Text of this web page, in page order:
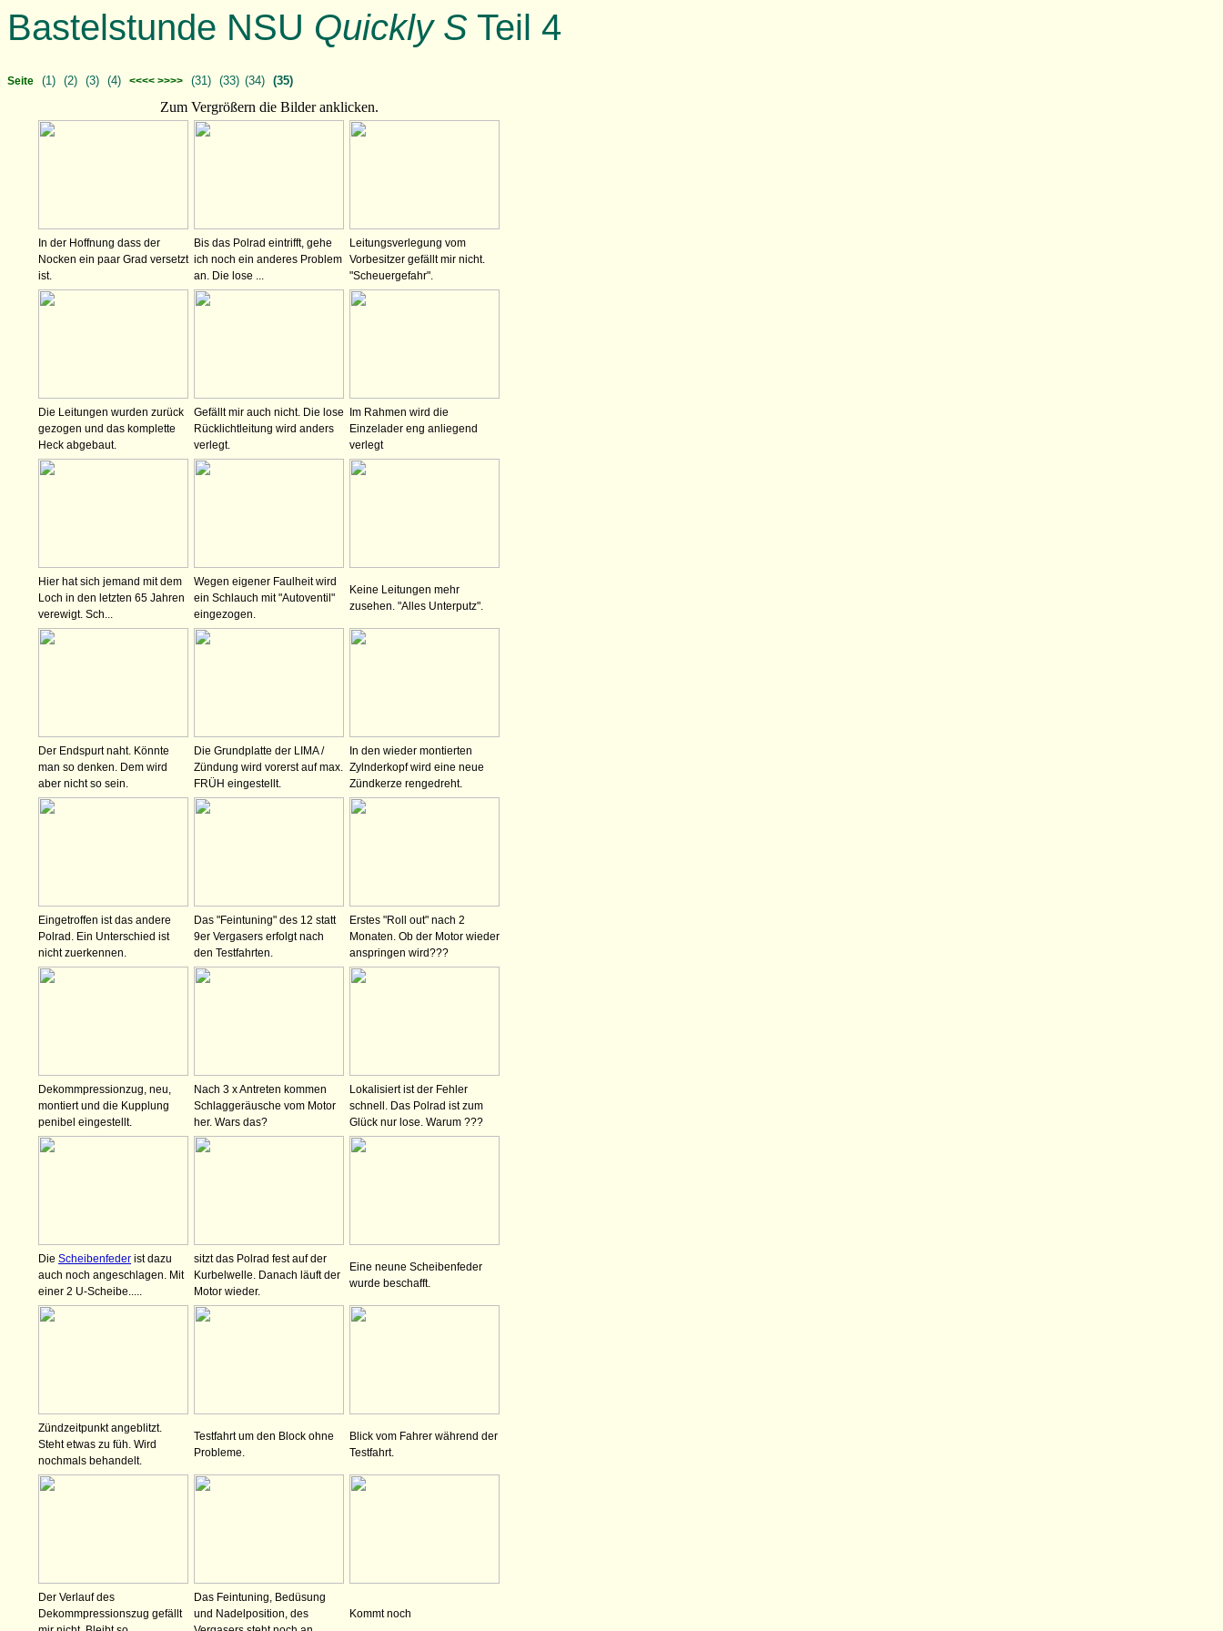
Bastelstunde NSU Quickly S Teil 4
Zum Vergrößern die Bilder anklicken.
In der Hoffnung dass der
Nocken ein paar Grad versetzt
ist.
Bis das Polrad eintrifft, gehe
ich noch ein anderes Problem
an. Die lose ...
Leitungsverlegung vom
Vorbesitzer gefällt mir nicht.
"Scheuergefahr".
Die Leitungen wurden zurück
gezogen und das komplette
Heck abgebaut.
Gefällt mir auch nicht. Die lose
Rücklichtleitung wird anders
verlegt.
Im Rahmen wird die
Einzelader eng anliegend
verlegt
Hier hat sich jemand mit dem
Loch in den letzten 65 Jahren
verewigt. Sch...
Wegen eigener Faulheit wird
ein Schlauch mit "Autoventil"
eingezogen.
Keine Leitungen mehr
zusehen. "Alles Unterputz".
Der Endspurt naht. Könnte
man so denken. Dem wird
aber nicht so sein.
Die Grundplatte der LIMA /
Zündung wird vorerst auf max.
FRÜH eingestellt.
In den wieder montierten
Zylnderkopf wird eine neue
Zündkerze rengedreht.
Eingetroffen ist das andere
Polrad. Ein Unterschied ist
nicht zuerkennen.
Das "Feintuning" des 12 statt
9er Vergasers erfolgt nach
den Testfahrten.
Erstes "Roll out" nach 2
Monaten. Ob der Motor wieder
anspringen wird???
Dekommpressionzug, neu,
montiert und die Kupplung
penibel eingestellt.
Nach 3 x Antreten kommen
Schlaggeräusche vom Motor
her. Wars das?
Lokalisiert ist der Fehler
schnell. Das Polrad ist zum
Glück nur lose. Warum ???
Die Scheibenfeder ist dazu
auch noch angeschlagen. Mit
einer 2 U-Scheibe.....
sitzt das Polrad fest auf der
Kurbelwelle. Danach läuft der
Motor wieder.
Eine neune Scheibenfeder
wurde beschafft.
Zündzeitpunkt angeblitzt.
Steht etwas zu füh. Wird
nochmals behandelt.
Testfahrt um den Block ohne
Probleme.
Blick vom Fahrer während der
Testfahrt.
Der Verlauf des
Dekommpressionszug gefällt
Das Feintuning, Bedüsung
und Nadelposition, des
Kommt noch
Seite (1) (2) (3) (4) <<<< >>>> (31) (33) (34) (35)